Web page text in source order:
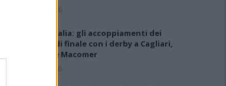
6 Ago 2026
Coppa Italia: gli accoppiamenti dei
16esimi di finale con i derby a Cagliari,
Sassari e Macomer
5 Ago 2026